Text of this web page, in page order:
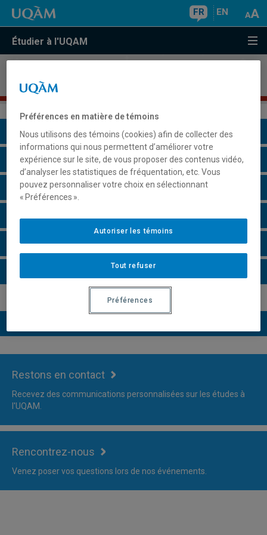
FR EN
Étudier à l'UQAM
et développement organisationnel
Présentation du programme
Conditions d'admission
Cours à suivre et horaires
Faire une demande d'admission
Restons en contact
Recevez des communications personnalisées sur les études à
l'UQAM.
Rencontrez-nous
Venez poser vos questions lors de nos événements.
Préférences en matière de témoins
Nous utilisons des témoins (cookies) afin de collecter des
informations qui nous permettent d’améliorer votre
expérience sur le site, de vous proposer des contenus vidéo,
d’analyser les statistiques de fréquentation, etc. Vous
pouvez personnaliser votre choix en sélectionnant
« Préférences ».
Tout refuser
Autoriser les témoins
Préférences